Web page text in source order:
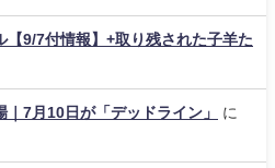
9/7付情報】+取り残された子羊た
7月10日が「デッドライン」
に